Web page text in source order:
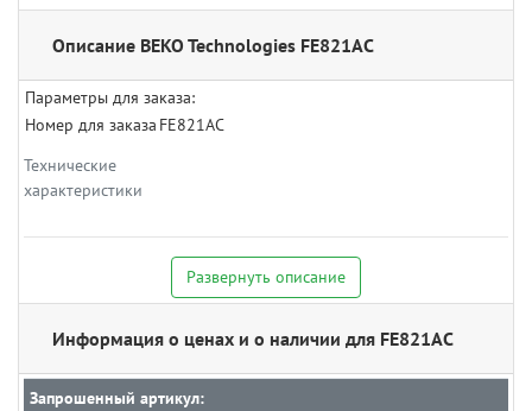
Описание BEKO Technologies FE821AC
Технические
характеристики
Параметры для заказа:
Номер для заказа FE821AC
Развернуть описание
Информация о ценах и о наличии для FE821AC
Запрошенный артикул: